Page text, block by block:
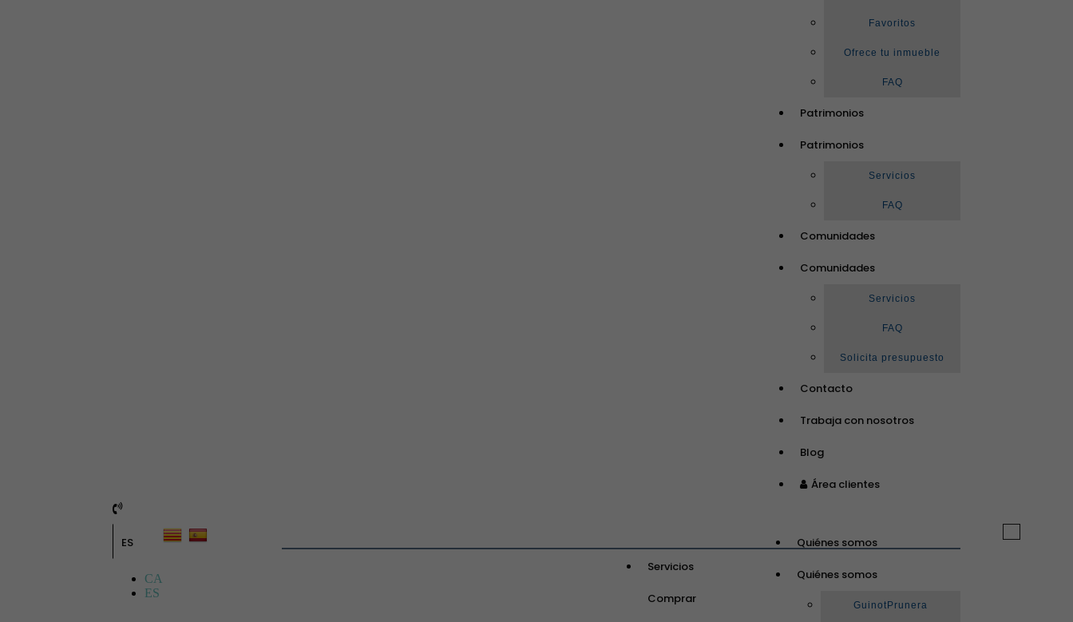
Favoritos
Ofrece tu inmueble
FAQ
Patrimonios
Patrimonios
Servicios
FAQ
Comunidades
Comunidades
Servicios
FAQ
Solicita presupuesto
Contacto
Trabaja con nosotros
Blog
Área clientes
Toggle
Quiénes somos
Quiénes somos
GuinotPrunera
ES
CA
ES
Servicios
Comprar